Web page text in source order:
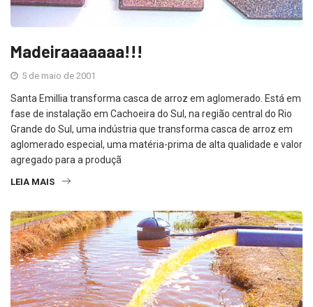
Madeiraaaaaaa!!!
5 de maio de 2001
Santa Emillia transforma casca de arroz em aglomerado. Está em
fase de instalação em Cachoeira do Sul, na região central do Rio
Grande do Sul, uma indústria que transforma casca de arroz em
aglomerado especial, uma matéria-prima de alta qualidade e valor
agregado para a produçã
LEIA MAIS